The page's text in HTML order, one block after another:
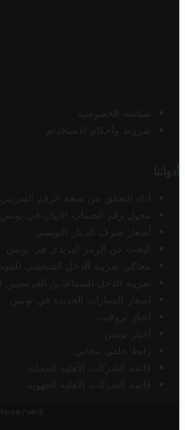
سياسة الخصوصية
شروط وأحكام الاستخدام
أدواتنا
أداة التحقق من صحة الرقم
محول رقم الحساب الآيبان في تونس
أسعار صرف الدينار التونسي
البحث عن الرمز البريدي في تونس
محاكي ضريبة الدخل الشخصي
ضريبة الدخل للمتقاعدين
أسعار السيارات الجديدة في تونس
أخبار تروفيت
أخبار تونس
رابط خلفي مجاني
قائمة الشركات الأهلية المحلية
قائمة الشركات الأهلية الجهوية